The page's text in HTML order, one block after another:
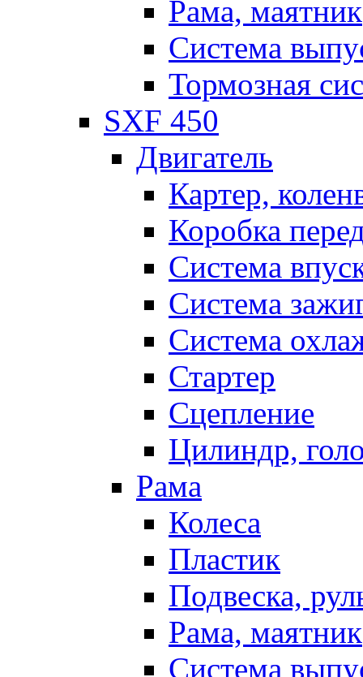
Рама, маятник
Система
Тормозная
SXF 450
Двигатель
Картер,
Коробка
Система
Система
Система
Стартер
Сцепление
Цилиндр,
Рама
Колеса
Пластик
Подвеска,
Рама, маятник
Система